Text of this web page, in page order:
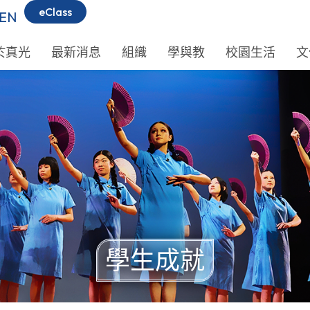
eClass
真光 最新消息 組織 學與教 校園生活
學生成就